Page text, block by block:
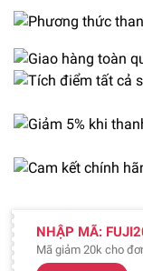
NHẬP MÃ:
Mã giảm 20k cho